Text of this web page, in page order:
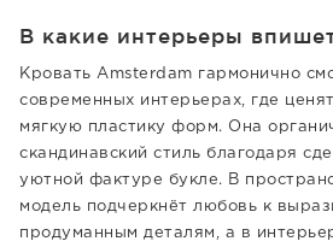
В какие интерьеры
Кровать Amsterdam гармонично
современных интерьерах, где
мягкую пластику форм. Она
скандинавский стиль благодаря
уютной фактуре букле. В
модель подчеркнёт любовь к
продуманным деталям, а в